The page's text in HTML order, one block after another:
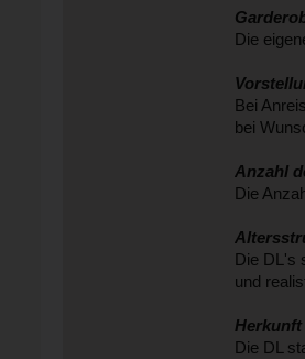
Die
Bei
bei
Anzahl
Die
Die DL's
und
Herkunft
Die DL